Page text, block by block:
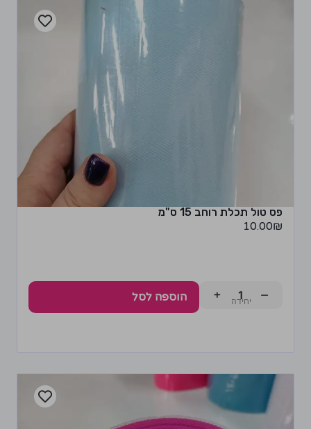
פס טול תכלת רוחב 15 ס"מ
10.00₪
−
+ הוספה לסל